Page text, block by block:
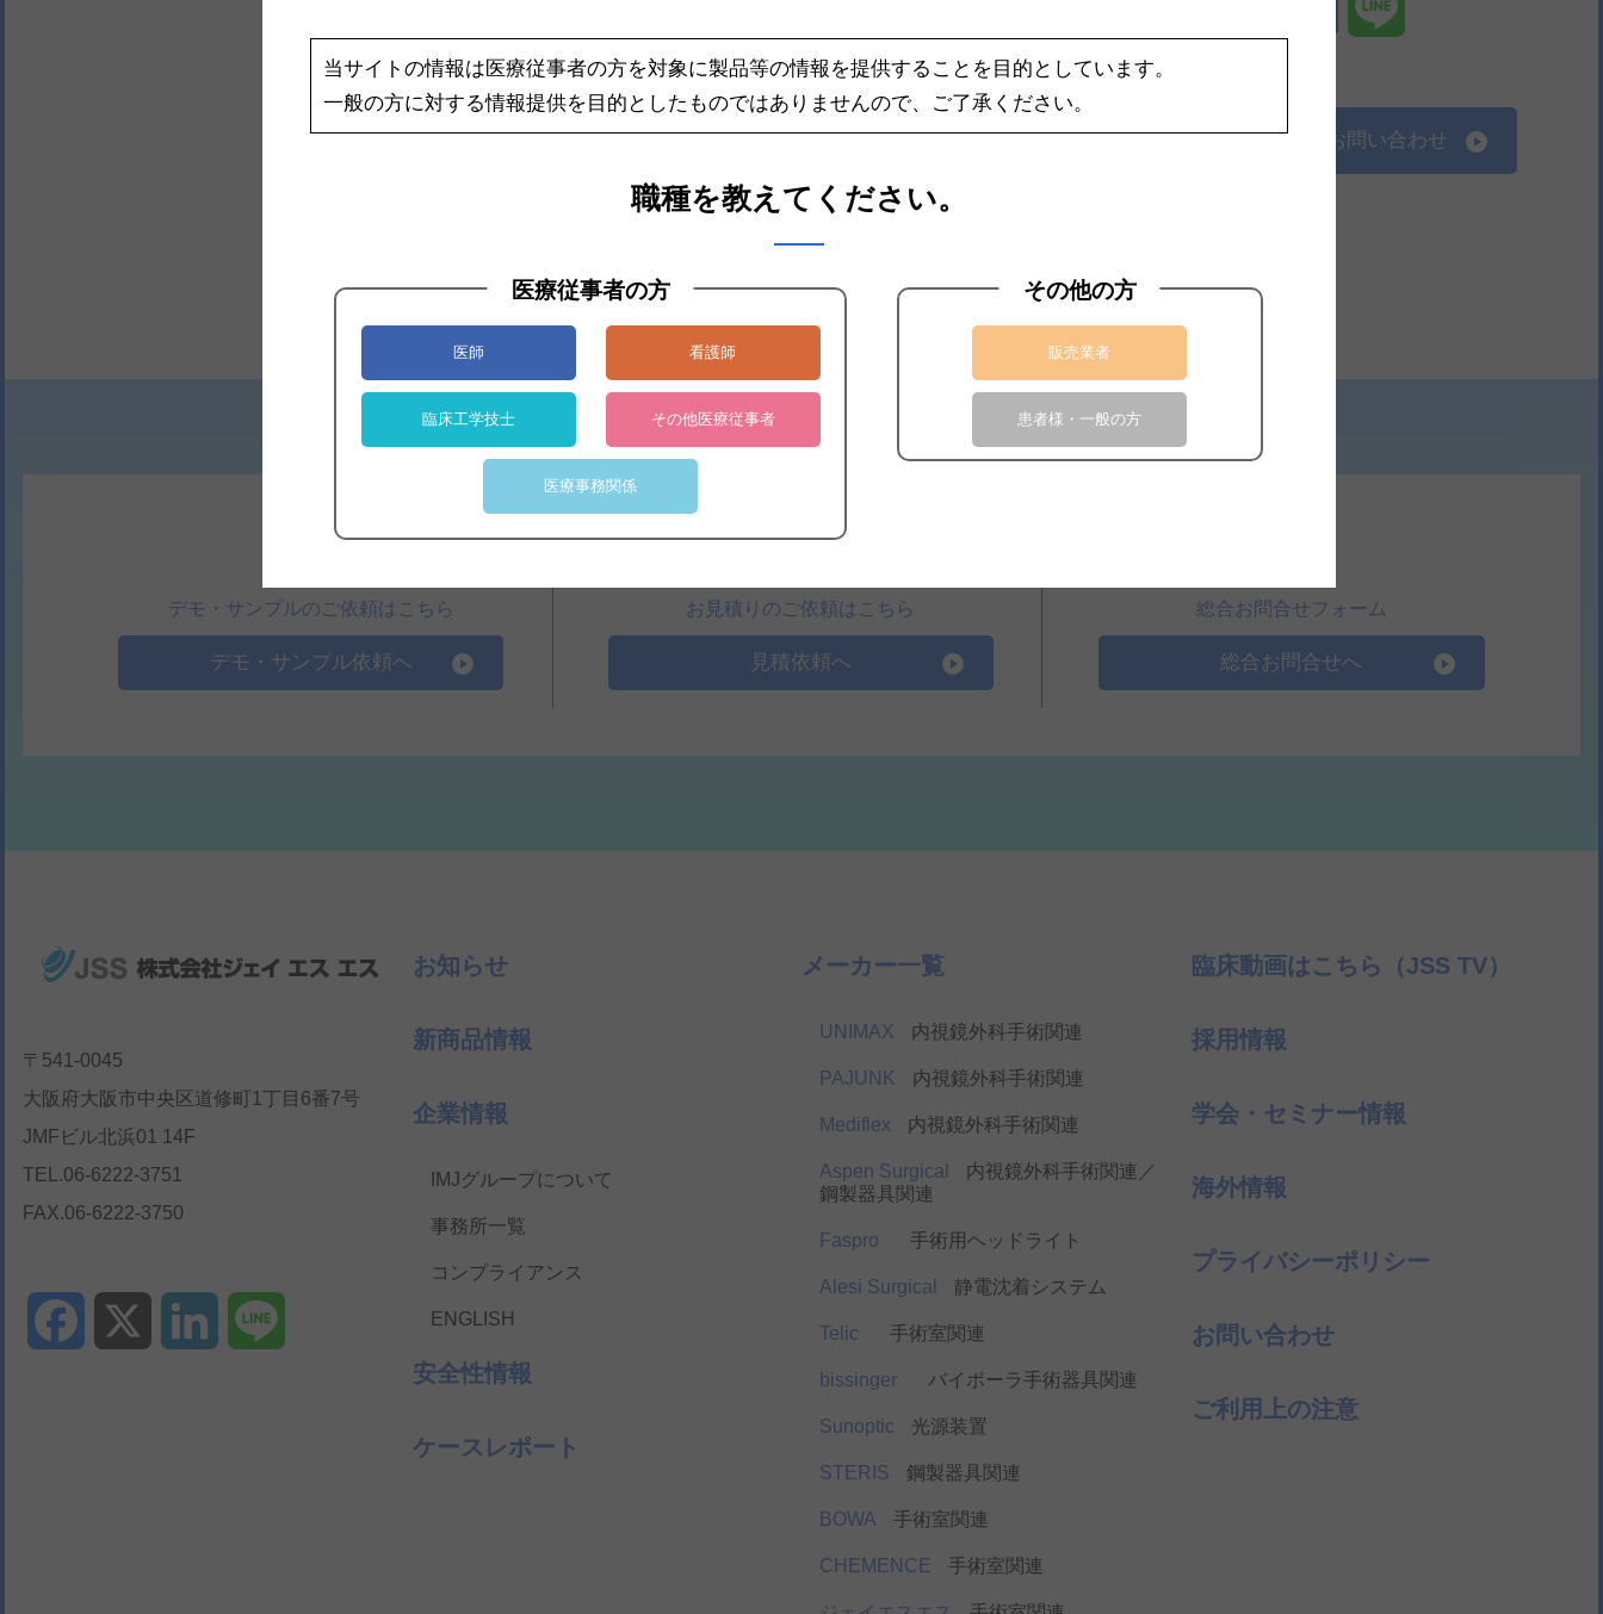
当サイトの情報は医療従事者の方を対象に製品等の情報を提供することを目的としています。
一般の方に対する情報提供を目的としたものではありませんので、ご了承ください。
職種を教えてください。
医療従事者の方
医師 看護師
臨床工学技士 その他医療従事者
医療事務関係
その他の方
販売業者
患者様・一般の方
LinkedIn
お見積り依頼 デモ依頼へ 製品のお問い合わせ
デモ・サンプルのご依頼はこちら
デモ・サンプル依頼へ
お見積りのご依頼はこちら
見積依頼へ
総合お問合せフォーム
総合お問合せへ
〒541-0045
大阪府大阪市中央区道修町1丁目6番7号
JMFビル北浜01 14F
TEL.06-6222-3751
FAX.06-6222-3750
Facebook LinkedIn
お知らせ
新商品情報
企業情報
IMJグループについて
事務所一覧
コンプライアンス
ENGLISH
安全性情報
ケースレポート
メーカー一覧
UNIMAX 内視鏡外科手術関連
PAJUNK 内視鏡外科手術関連
Mediflex 内視鏡外科手術関連
Aspen Surgical
内視鏡外科手術関連／
鋼製器具関連
Faspro 手術用ヘッドライト
Alesi Surgical 静電沈着システム
Telic 手術室関連
bissinger バイポーラ手術器具関連
Sunoptic 光源装置
STERIS 鋼製器具関連
BOWA 手術室関連
CHEMENCE 手術室関連
臨床動画はこちら（JSS TV）
採用情報
学会・セミナー情報
海外情報
プライバシーポリシー
お問い合わせ
ご利用上の注意